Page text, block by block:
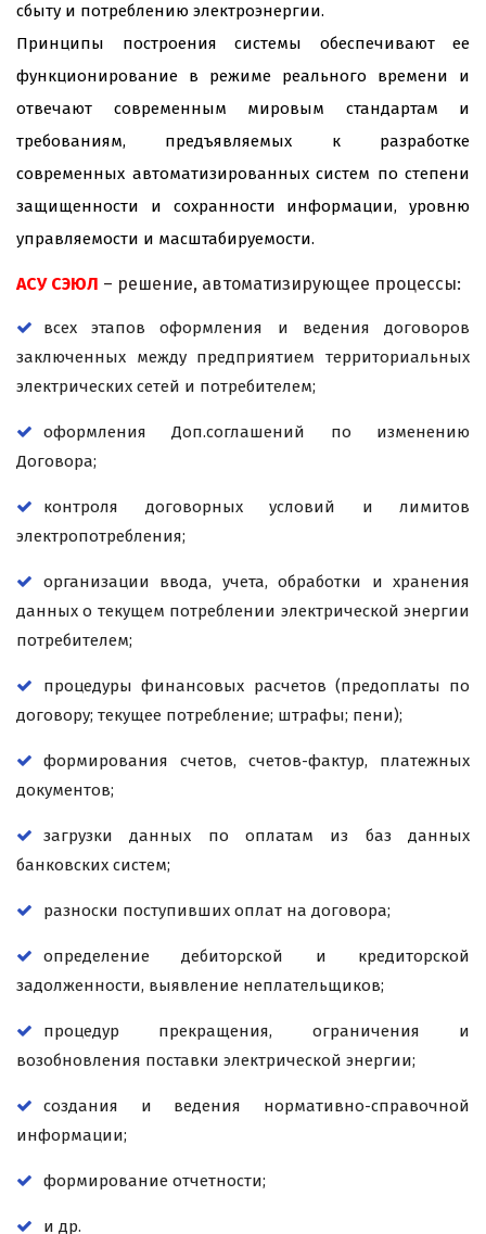
сбыту и потреблению электроэнергии.
Принципы построения системы обеспечивают ее
функционирование в режиме реального времени и
отвечают современным мировым стандартам и
требованиям, предъявляемых к разработке
современных автоматизированных систем по степени
защищенности и сохранности информации, уровню
управляемости и масштабируемости.
АСУ СЭЮЛ – решение, автоматизирующее процессы:
всех этапов оформления и ведения договоров
заключенных между предприятием территориальных
электрических сетей и потребителем;
оформления Доп.соглашений по изменению
Договора;
контроля договорных условий и лимитов
электропотребления;
организации ввода, учета, обработки и хранения
данных о текущем потреблении электрической энергии
потребителем;
процедуры финансовых расчетов (предоплаты по
договору; текущее потребление; штрафы; пени);
формирования счетов, счетов-фактур, платежных
документов;
загрузки данных по оплатам из баз данных
банковских систем;
разноски поступивших оплат на договора;
определение дебиторской и кредиторской
задолженности, выявление неплательщиков;
процедур прекращения, ограничения и
возобновления поставки электрической энергии;
создания и ведения нормативно-справочной
информации;
формирование отчетности;
и др.